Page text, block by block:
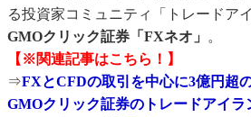
る投資家コミュニティ「トレードア
GMOクリック証券「FXネオ」
。
【※関連記事はこちら！】
⇒FXとCFDの取引を中心に3億円超
GMOクリック証券のトレードアイラ